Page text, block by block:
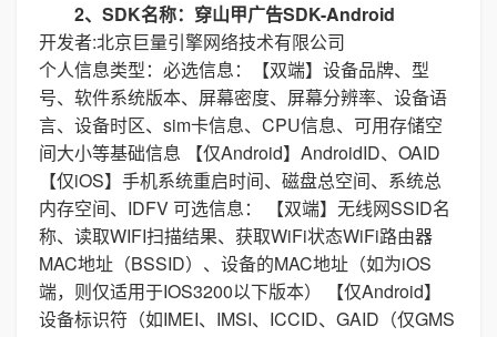
2、SDK名称：穿山甲广告SDK-Android
开发者:北京巨量引擎网络技术有限公司
个人信息类型：必选信息：【双端】设备品牌、型
号、软件系统版本、屏幕密度、屏幕分辨率、设备语
言、设备时区、sim卡信息、CPU信息、可用存储空
间大小等基础信息 【仅Android】AndroidID、OAID
【仅iOS】手机系统重启时间、磁盘总空间、系统总
内存空间、IDFV 可选信息： 【双端】无线网SSID名
称、读取WIFI扫描结果、获取WiFi状态WiFi路由器
MAC地址（BSSID）、设备的MAC地址（如为iOS
端，则仅适用于IOS3200以下版本） 【仅Android】
设备标识符（如IMEI、IMSI、ICCID、GAID（仅GMS